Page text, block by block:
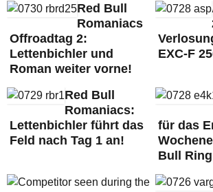
Red Bull
Romaniacs
Offroadtag 2:
Lettenbichler und
Roman weiter vorne!
EXC-F
Red Bull
Romaniacs:
Lettenbichler führt das
Feld nach Tag 1 an!
für das
Bull